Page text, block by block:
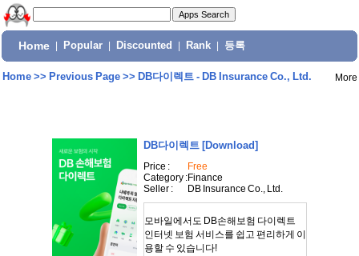
Home Popular Discounted Rank 등록
Home>> Previous Page>> DB다이렉트 - DB Insurance Co., Ltd. More
DB다이렉트 [Download]
Price :
Free
Category :Finance
Seller :
DB Insurance Co., Ltd.
모바일에서도 DB손해보험 다이렉트
인터넷 보험 서비스를 쉽고 편리하게 이
용할 수 있습니다!